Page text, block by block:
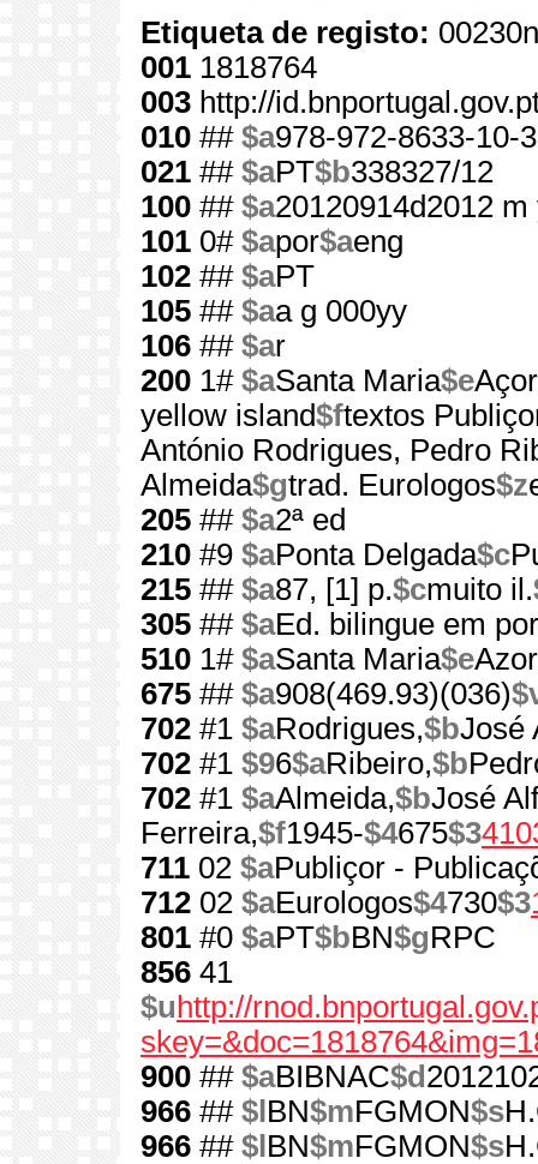
Etiqueta de registo:
001 1818764
003 http://
010 ## $a978-972-8633-10-3
021 ## $aPT$b338327/12
100 ## $a20120914d2012
101 0# $apor$aeng
102 ## $aPT
105 ## $aa g 000yy
106 ## $ar
200 1# $aSanta Maria$e
yellow island$ftextos
António Rodrigues, Pedro
Almeida$gtrad. Eurologos$z
205 ## $a2ª ed
210 #9 $aPonta Delgada$c
215 ## $a87, [1] p.$cmuito il.
305 ## $aEd. bilingue em
510 1# $aSanta Maria$e
675 ## $a908(469.93)(036)
702 #1 $aRodrigues,$bJosé
702 #1 $96$aRibeiro,$b
702 #1 $aAlmeida,$bJosé
Ferreira,$f1945-$4675$3
711 02 $aPubliçor -
712 02 $aEurologos$4730$3
801 #0 $aPT$bBN$gRPC
856 41
$u http://
900 ## $aBIBNAC$d
966 ## $l BN$mFGMON$s
966 ## $l BN$mFGMON$s